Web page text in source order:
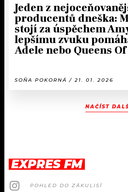
Jeden z
producentů dneška:
stojí za úspěchem
lepšímu zvuku
Adele nebo Queens
SOŇA POKORNÁ / 21. 01. 2026
NAČÍST
EXPRES FM
POHLED DO ZÁKULISÍ